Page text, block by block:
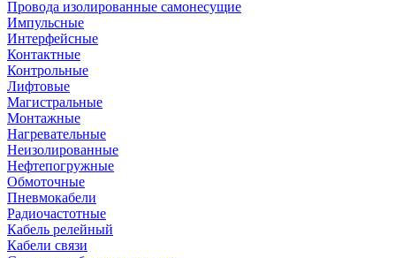
Провода изолированные самонесущие
Импульсные
Интерфейсные
Контактные
Контрольные
Лифтовые
Магистральные
Монтажные
Нагревательные
Неизолированные
Нефтепогружные
Обмоточные
Пневмокабели
Радиочастотные
Кабель релейный
Кабели связи